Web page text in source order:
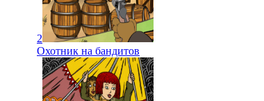
2
Охотник на бандитов